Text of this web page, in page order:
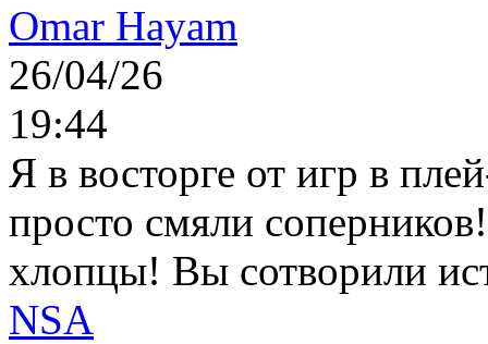
Omar Hayam
26/04/26
19:44
Я в восторге от игр в
просто смяли
хлопцы! Вы сотворили
NSA